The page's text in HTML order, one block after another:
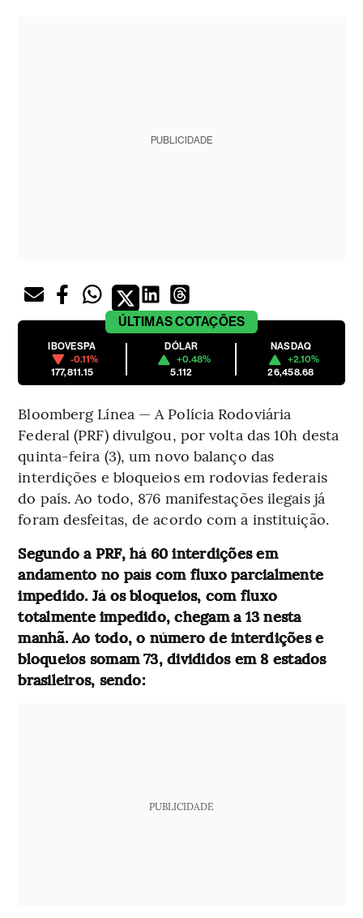
PUBLICIDADE
ÚLTIMASCOTAÇÕES
IBOVESPA
-0.11%
177,811.15
DÓLAR
+0.48%
5.112
NASDAQ
+2.10%
26,458.68
Bloomberg Línea — A Polícia Rodoviária
Federal (PRF) divulgou, por volta das 10h desta
quinta-feira (3), um novo balanço das
interdições e bloqueios em rodovias federais
do país. Ao todo, 876 manifestações ilegais já
foram desfeitas, de acordo com a instituição.
Segundo a PRF, há 60 interdições em
andamento no país com fluxo parcialmente
impedido. Já os bloqueios, com fluxo
totalmente impedido, chegam a 13 nesta
manhã. Ao todo, o número de interdições e
bloqueios somam 73, divididos em 8 estados
brasileiros, sendo:
PUBLICIDADE